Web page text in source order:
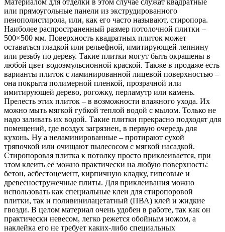
или прямоугольные панели из экструдированного
пенополистирола, или, как его часто называют, стиропора.
Наиболее распространенный размер потолочной плитки –
500×500 мм. Поверхность квадратных плиток может
оставаться гладкой или рельефной, имитирующей лепнину
или резьбу по дереву. Такие плитки могут быть окрашены в
любой цвет водоэмульсионной краской. Также в продаже есть
варианты плиток с ламинированной лицевой поверхностью –
она покрыта полимерной пленкой, прозрачной или
имитирующей дерево, рогожку, перламутр или камень.
Прелесть этих плиток – в возможности влажного ухода. Их
можно мыть мягкой губкой теплой водой с мылом. Только не
надо заливать их водой. Такие плитки прекрасно подходят для
помещений, где воздух загрязнен, в первую очередь для
кухонь. Ну а неламинированные – протирают сухой
тряпочкой или очищают пылесосом с мягкой насадкой.
Стиропоровая плитка к потолку просто приклеивается, при
этом клеить ее можно практически на любую поверхность:
бетон, асбестоцемент, кирпичную кладку, гипсовые и
древесностружечные плиты. Для приклеивания можно
использовать как специальные клеи для стиропоровой
плитки, так и поливинилацетатный (ПВА) клей и жидкие
гвозди. В целом материал очень удобен в работе, так как он
практически невесом, легко режется обойным ножом, а
наклейка его не требует каких-либо специальных